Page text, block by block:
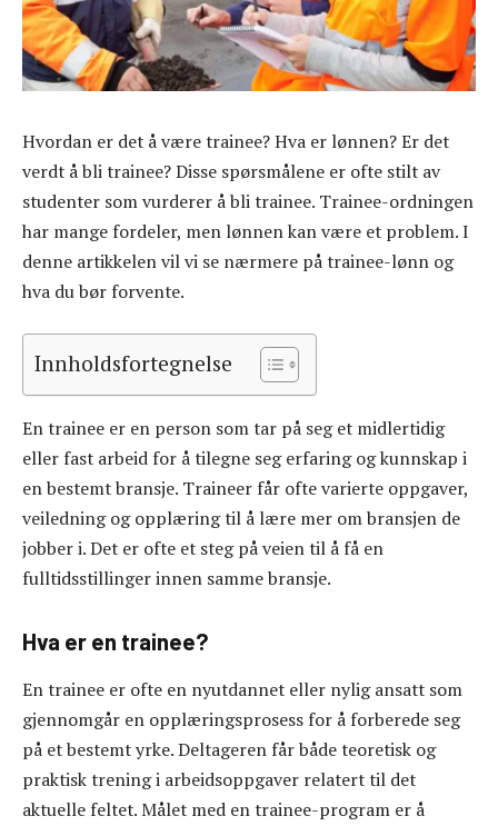
Hvordan er det å være trainee? Hva er lønnen? Er det
verdt å bli trainee? Disse spørsmålene er ofte stilt av
studenter som vurderer å bli trainee. Trainee-ordningen
har mange fordeler, men lønnen kan være et problem. I
denne artikkelen vil vi se nærmere på trainee-lønn og
hva du bør forvente.
Innholdsfortegnelse
En trainee er en person som tar på seg et midlertidig
eller fast arbeid for å tilegne seg erfaring og kunnskap i
en bestemt bransje. Traineer får ofte varierte oppgaver,
veiledning og opplæring til å lære mer om bransjen de
jobber i. Det er ofte et steg på veien til å få en
fulltidsstillinger innen samme bransje.
Hva er en trainee?
En trainee er ofte en nyutdannet eller nylig ansatt som
gjennomgår en opplæringsprosess for å forberede seg
på et bestemt yrke. Deltageren får både teoretisk og
praktisk trening i arbeidsoppgaver relatert til det
aktuelle feltet. Målet med en trainee-program er å